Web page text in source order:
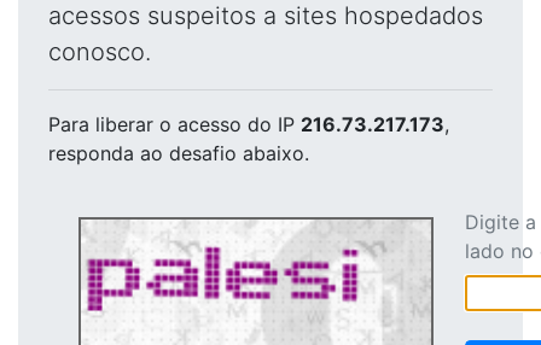
acessos suspeitos a sites hospedados
conosco.
Para liberar o acesso do IP 216.73.217.173,
responda ao desafio abaixo.
Digite
lado no